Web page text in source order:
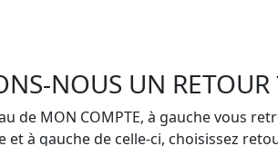
NOUS UN RETOUR
de MON COMPTE, à gauche vous
à gauche de celle-ci, choisissez